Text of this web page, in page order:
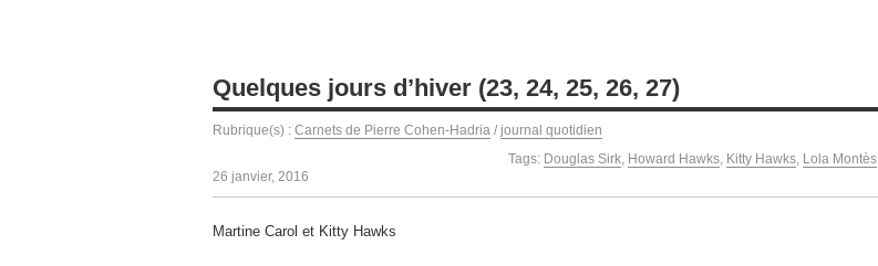
Quelques jours d’hiver (23, 24, 25, 26, 27)
Rubrique(s) : Carnets de Pierre Cohen-Hadria / journal quotidien
Tags: Douglas Sirk Howard Hawks Kitty Hawks Lola Montès
26 janvier, 2016
Martine Carol et Kitty Hawks